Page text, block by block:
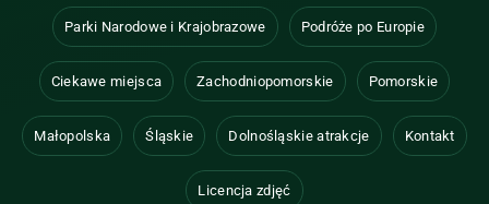
Parki Narodowe i Krajobrazowe Podróże po Europie
Ciekawe miejsca Zachodniopomorskie Pomorskie
Małopolska Śląskie Dolnośląskie atrakcje Kontakt
Licencja zdjęć